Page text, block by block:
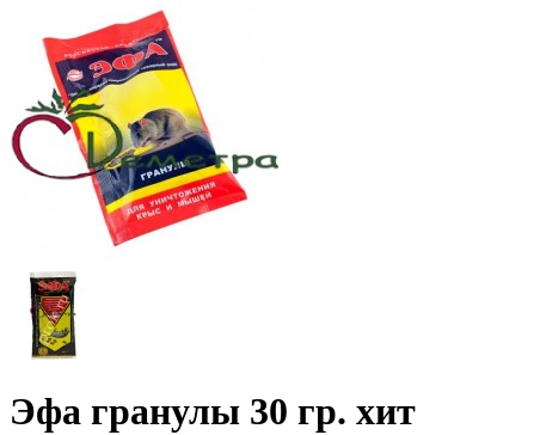
Эфа гранулы 30 гр. хит